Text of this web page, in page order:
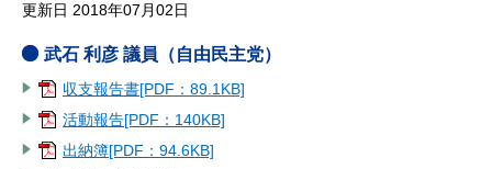
更新日 2018年07月02日
武石 利彦 議員（自由民主党）
収支報告書[PDF：89.1KB]
活動報告[PDF：140KB]
出納簿[PDF：94.6KB]